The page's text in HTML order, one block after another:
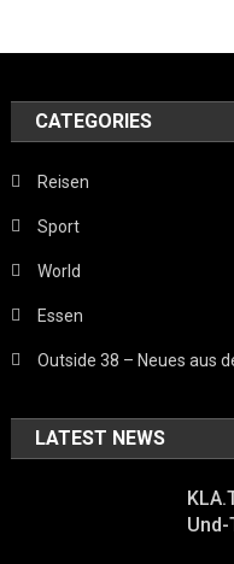
CATEGORIES
Reisen
Sport
World
Essen
Outside 38 – Neues aus
LATEST NEWS